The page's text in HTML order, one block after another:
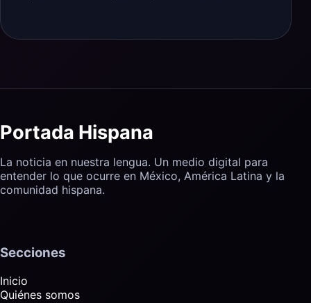
Portada Hispana
La noticia en nuestra lengua. Un medio digital para
entender lo que ocurre en México, América Latina y la
comunidad hispana.
Secciones
Inicio
Quiénes somos